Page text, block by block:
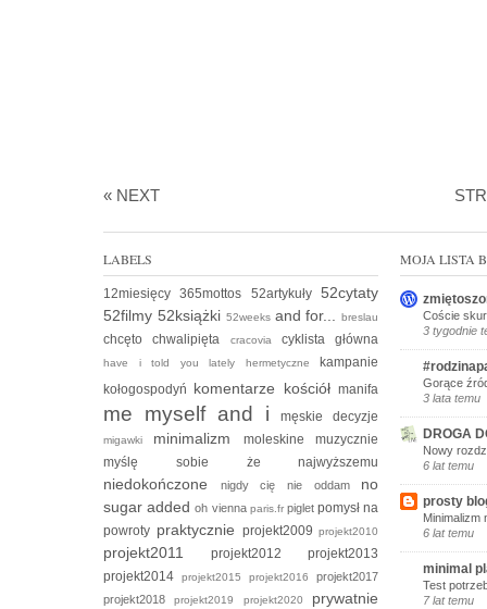
« NEXT
LABELS
12miesięcy365mottos 52artykuły52cytaty
52filmy 52książki 52weeks and for...breslau
chcętochwalipięta cracoviacyklistagłówna
have i told you lately hermetyczne
kampanie
kołogospodyń komentarze kościółmanifa
me myself and imęskie decyzje
migawki minimalizm moleskinemuzycznie
myślę sobie żenajwyższemu
niedokończone nigdy cię nie oddam no
sugar addedoh vienna paris.fr pigletpomysł na
powroty praktycznie projekt2009projekt2010
projekt2011projekt2012projekt2013
projekt2014projekt2015projekt2016projekt2017
projekt2018projekt2019 projekt2020 prywatnie
MOJA LISTA
Coście
3 tygodnie
Gorące
3 lata temu
DROGA
Nowy
6 lat temu
prosty
Minimalizm
6 lat temu
minimal
Test
7 lat temu